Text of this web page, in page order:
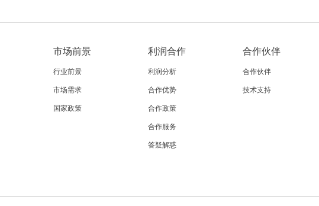
市场前景
行业前景
市场需求
国家政策
利润合作
利润分析
合作优势
合作政策
合作服务
答疑解惑
合作伙伴
合作伙伴
技术支持